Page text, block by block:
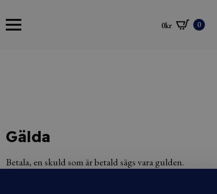
0kr 0
Gälda
Betala, en skuld som är betald sägs vara gulden.